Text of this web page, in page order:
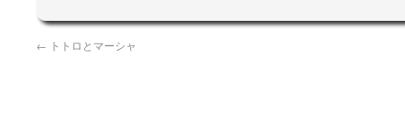
← トトロとマーシャ